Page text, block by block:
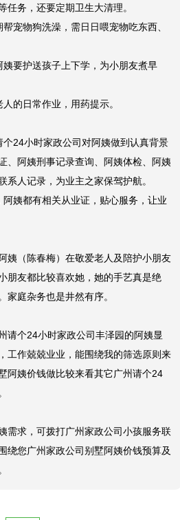
任务，还要定期卫生大清理。
宠物狗洗澡，需日日喂宠物吃东西、
要护送孩子上下学，为小朋友煮早
的日常作业，用药提示。
个24小时家政公司对阿姨做到认真背景
、阿姨刑事记录查询、阿姨体检、阿姨
系人记录，为业主之家保驾护航。
姨都有相关从业证，贴心服务，让业
姨（陈春梅）在敬爱老人及陪护小朋友
朋友都比较喜欢她，她的手艺真是绝
家庭杂务也是井然有序。
请个24小时家政公司丰泽园的阿姨显
工作兢兢业业，能围绕我的筛选原则来
阿姨价钱做比较来看其它广州请个24
需求，可拨打广州家政公司小孩服务联
绕您广州家政公司别墅阿姨价钱预算及